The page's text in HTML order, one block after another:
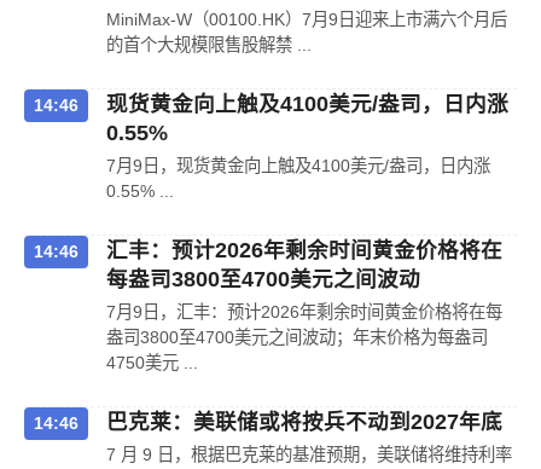
MiniMax-W（00100.HK）7月9日迎来上市满六个月后
的首个大规模限售股解禁 ...
14:46
现货黄金向上触及4100美元/盎司，日内涨
0.55%
7月9日，现货黄金向上触及4100美元/盎司，日内涨
0.55% ...
14:46
汇丰：预计2026年剩余时间黄金价格将在
每盎司3800至4700美元之间波动
7月9日，汇丰：预计2026年剩余时间黄金价格将在每
盎司3800至4700美元之间波动；年末价格为每盎司
4750美元 ...
14:46 巴克莱：美联储或将按兵不动到2027年底
7 月 9 日，根据巴克莱的基准预期，美联储将维持利率